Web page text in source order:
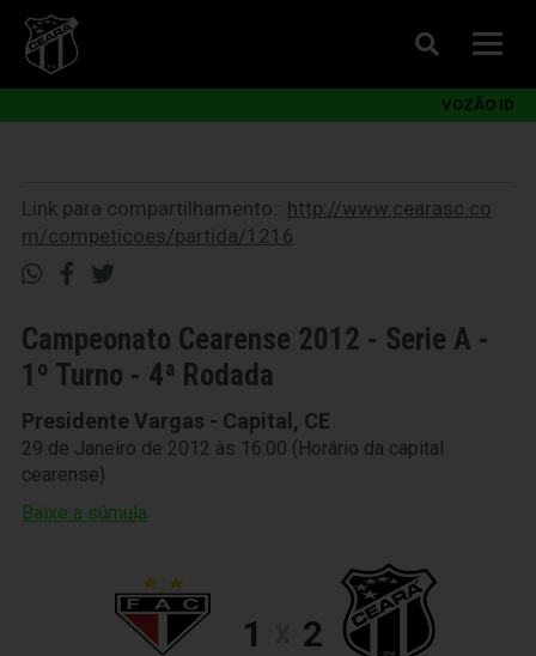
VOZÃO ID
Link para compartilhamento:: http://www.cearasc.co
m/competicoes/partida/1216
Campeonato Cearense 2012 - Serie A -
1º Turno - 4ª Rodada
Presidente Vargas - Capital, CE
29 de Janeiro de 2012 às 16:00 (Horário da capital
cearense)
Baixe a súmula
1 2